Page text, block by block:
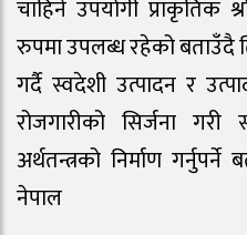
चाहिने उपयोगी प्राकृतिक
रुपमा उपलब्ध रहेको बताउँदै
गर्दै स्वदेशी उत्पादन र
रोजगारीको सिर्जना
अर्थतन्त्रको निर्माण
नेपाल